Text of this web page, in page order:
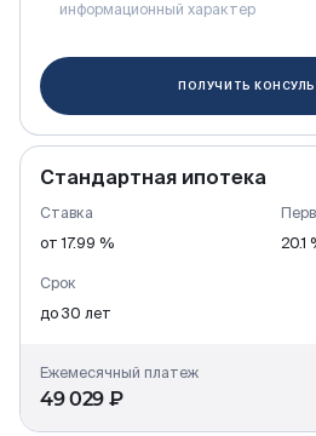
информационный характер
ПОЛУЧИТЬ
Стандартная ипотека
Ставка
от 17.99 %
20.1
Срок
до 30 лет
Ежемесячный платеж
49 029 ₽